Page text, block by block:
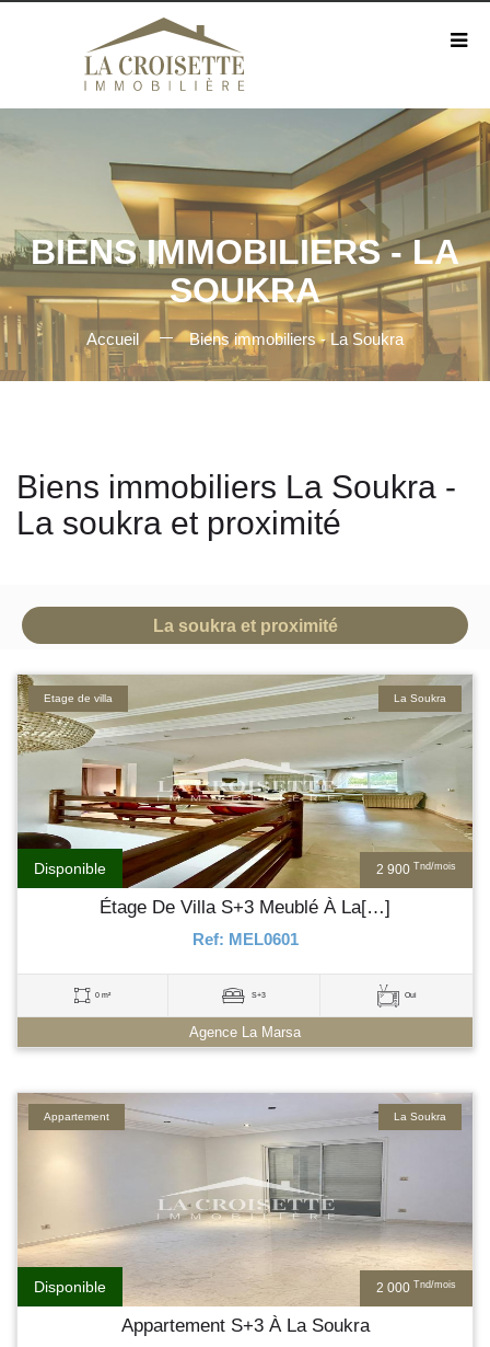
BIENS IMMOBILIERS - LA
SOUKRA
Accueil Biens immobiliers - La Soukra
Biens immobiliers La Soukra -
La soukra et proximité
La soukra et proximité
2 900 Tnd/mois
Disponible
La Soukra
Etage de villa
Étage De Villa S+3 Meublé À La[…]
Ref: MEL0601
0 m² S+3 Oui
Agence La Marsa
2 000 Tnd/mois
Disponible
La Soukra
Appartement
Appartement S+3 À La Soukra